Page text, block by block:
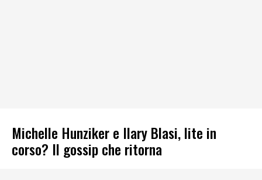
Michelle Hunziker e Ilary Blasi, lite in
corso? Il gossip che ritorna